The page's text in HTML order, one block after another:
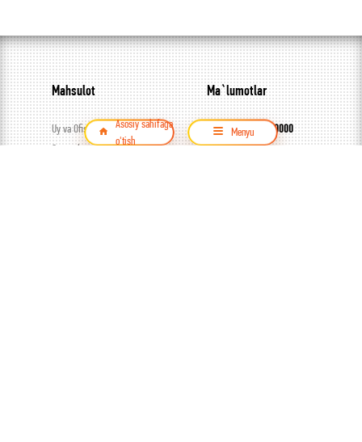
Asosiy sahifaga
o'tish
Menyu
Mahsulot
Uy va Ofis uchun
Sanoat lampalari
Ma`lumotlar
+99878 141 0000
akfalighting.uz